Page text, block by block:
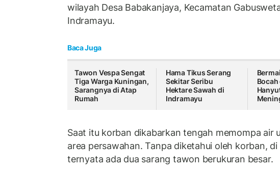
wilayah Desa Babakanjaya, Kecamatan
Indramayu.
Baca Juga
Tawon Vespa Sengat
Tiga Warga Kuningan,
Sarangnya di Atap
Rumah
Hama Tikus Serang
Sekitar Seribu
Hektare Sawah di
Indramayu
Saat itu korban dikabarkan tengah memompa air
area persawahan. Tanpa diketahui oleh korban,
ternyata ada dua sarang tawon berukuran besar.